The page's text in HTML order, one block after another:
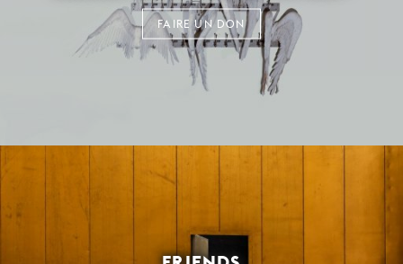
FAIRE UN DON